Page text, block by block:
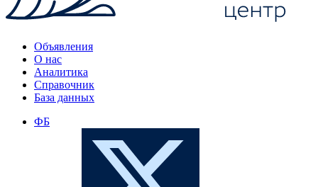
Объявления
О нас
Аналитика
Справочник
База данных
ФБ